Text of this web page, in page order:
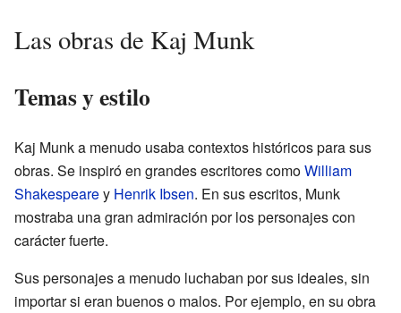
Las obras de Kaj Munk
Temas y estilo
Kaj Munk a menudo usaba contextos históricos para sus
obras. Se inspiró en grandes escritores comoWilliam
Shakespearey Henrik Ibsen. En sus escritos, Munk
mostraba una gran admiración por los personajes con
carácter fuerte.
Sus personajes a menudo luchaban por sus ideales, sin
importar si eran buenos o malos. Por ejemplo, en su obra